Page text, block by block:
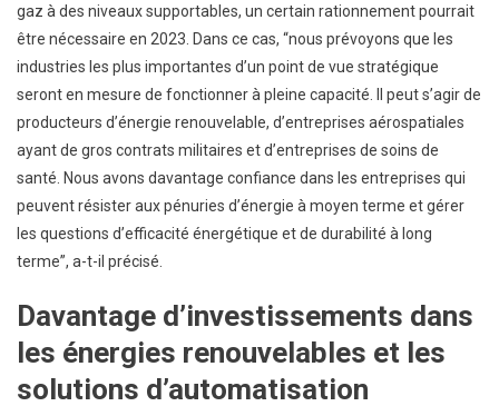
gaz à des niveaux supportables, un certain rationnement pourrait
être nécessaire en 2023. Dans ce cas, “nous prévoyons que les
industries les plus importantes d’un point de vue stratégique
seront en mesure de fonctionner à pleine capacité. Il peut s’agir de
producteurs d’énergie renouvelable, d’entreprises aérospatiales
ayant de gros contrats militaires et d’entreprises de soins de
santé. Nous avons davantage confiance dans les entreprises qui
peuvent résister aux pénuries d’énergie à moyen terme et gérer
les questions d’efficacité énergétique et de durabilité à long
terme”, a-t-il précisé.
Davantage d’investissements dans
les énergies renouvelables et les
solutions d’automatisation